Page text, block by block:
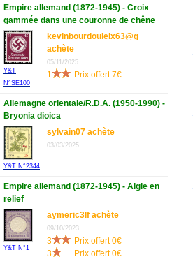
Empire allemand (1872-1945) - Croix
gammée dans une couronne de chêne
Y&T
N°SE100
kevinbourdouleix63@g
achète
05/11/2025
1 Prix offert 7€
Allemagne orientale/R.D.A. (1950-1990) -
Bryonia dioica
Y&T N°2344
sylvain07 achète
03/03/2025
Empire allemand (1872-1945) - Aigle en
relief
Y&T N°1
aymeric3lf achète
09/10/2023
3
Prix offert 0€
3
Prix offert 0€